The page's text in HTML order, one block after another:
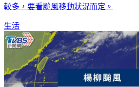
較多，要看颱風移動狀況而定。
生活